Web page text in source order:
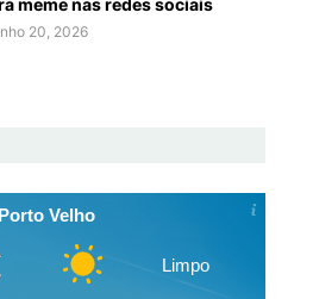
20, 2026
Porto Velho
Limpo